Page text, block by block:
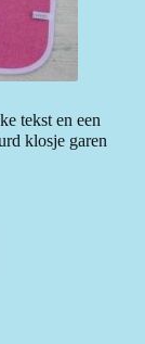
tekst en een
klosje garen